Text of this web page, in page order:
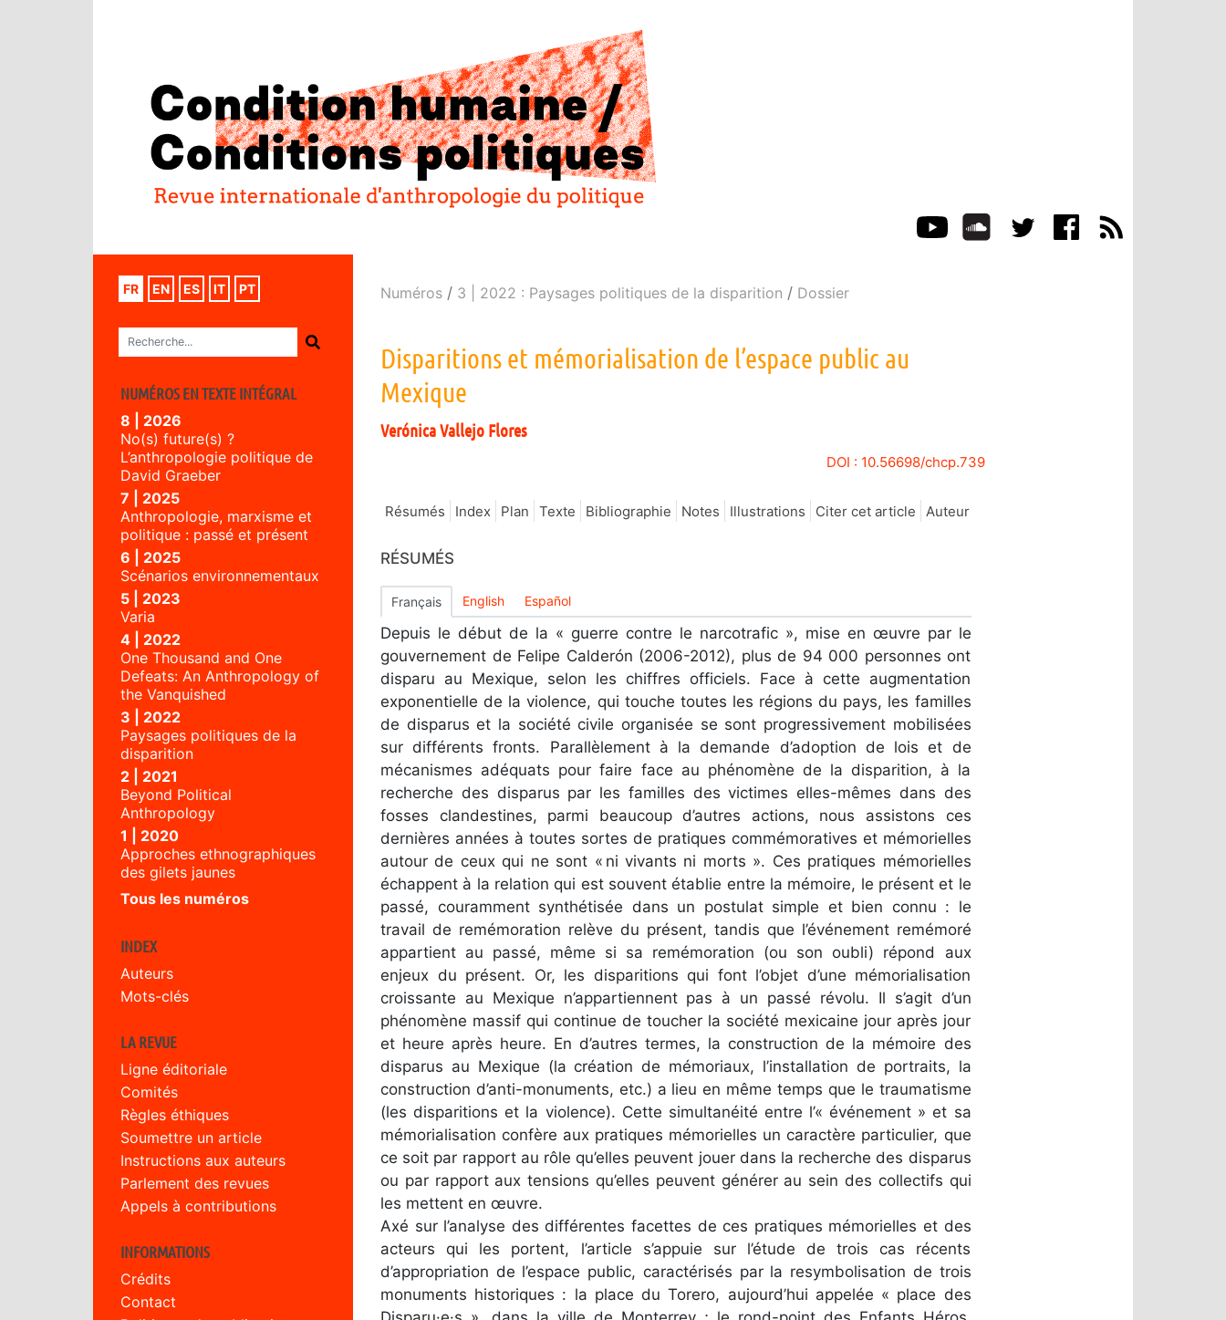
FR EN ES IT PT
NUMÉROS EN TEXTE INTÉGRAL
8 | 2026
No(s) future(s) ?
L’anthropologie politique de
David Graeber
7 | 2025
Anthropologie, marxisme et
politique : passé et présent
6 | 2025
Scénarios environnementaux
5 | 2023
Varia
4 | 2022
One Thousand and One
Defeats: An Anthropology of
the Vanquished
3 | 2022
Paysages politiques de la
disparition
2 | 2021
Beyond Political
Anthropology
1 | 2020
Approches ethnographiques
des gilets jaunes
Tous les numéros
INDEX
Auteurs
Mots-clés
LA REVUE
Ligne éditoriale
Comités
Règles éthiques
Soumettre un article
Instructions aux auteurs
Parlement des revues
Appels à contributions
INFORMATIONS
Crédits
Contact
Numéros 3 | 2022 : Paysages politiques de la disparition Dossier
Disparitions et mémorialisation de l’espace public au
Mexique
VerónicaVallejo Flores
DOI : 10.56698/chcp.739
Résumés Index Plan Texte Bibliographie Notes Illustrations Citer cet article Auteur
RÉSUMÉS
Français English Español
Depuis le début de la « guerre contre le narcotrafic », mise en œuvre par le
gouvernement de Felipe Calderón (2006-2012), plus de 94 000 personnes ont
disparu au Mexique, selon les chiffres officiels. Face à cette augmentation
exponentielle de la violence, qui touche toutes les régions du pays, les familles
de disparus et la société civile organisée se sont progressivement mobilisées
sur différents fronts. Parallèlement à la demande d’adoption de lois et de
mécanismes adéquats pour faire face au phénomène de la disparition, à la
recherche des disparus par les familles des victimes elles-mêmes dans des
fosses clandestines, parmi beaucoup d’autres actions, nous assistons ces
dernières années à toutes sortes de pratiques commémoratives et mémorielles
autour de ceux qui ne sont « ni vivants ni morts ». Ces pratiques mémorielles
échappent à la relation qui est souvent établie entre la mémoire, le présent et le
passé, couramment synthétisée dans un postulat simple et bien connu : le
travail de remémoration relève du présent, tandis que l’événement remémoré
appartient au passé, même si sa remémoration (ou son oubli) répond aux
enjeux du présent. Or, les disparitions qui font l’objet d’une mémorialisation
croissante au Mexique n’appartiennent pas à un passé révolu. Il s’agit d’un
phénomène massif qui continue de toucher la société mexicaine jour après jour
et heure après heure. En d’autres termes, la construction de la mémoire des
disparus au Mexique (la création de mémoriaux, l’installation de portraits, la
construction d’anti-monuments, etc.) a lieu en même temps que le traumatisme
(les disparitions et la violence). Cette simultanéité entre l’« événement » et sa
mémorialisation confère aux pratiques mémorielles un caractère particulier, que
ce soit par rapport au rôle qu’elles peuvent jouer dans la recherche des disparus
ou par rapport aux tensions qu’elles peuvent générer au sein des collectifs qui
les mettent en œuvre.
Axé sur l’analyse des différentes facettes de ces pratiques mémorielles et des
acteurs qui les portent, l’article s’appuie sur l’étude de trois cas récents
d’appropriation de l’espace public, caractérisés par la resymbolisation de trois
monuments historiques : la place du Torero, aujourd’hui appelée « place des